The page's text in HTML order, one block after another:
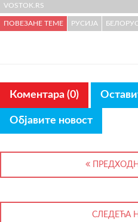
VOSTOK.RS
ПОВЕЗАНЕ ТЕМЕ РУСИЈА
Коментара (0)
Објавите новост
СЛЕДЕЋА